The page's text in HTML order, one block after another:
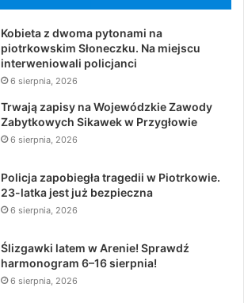
Kobieta z dwoma pytonami na
piotrkowskim Słoneczku. Na miejscu
interweniowali policjanci
6 sierpnia, 2026
Trwają zapisy na Wojewódzkie Zawody
Zabytkowych Sikawek w Przygłowie
6 sierpnia, 2026
Policja zapobiegła tragedii w Piotrkowie.
23-latka jest już bezpieczna
6 sierpnia, 2026
Ślizgawki latem w Arenie! Sprawdź
harmonogram 6–16 sierpnia!
6 sierpnia, 2026